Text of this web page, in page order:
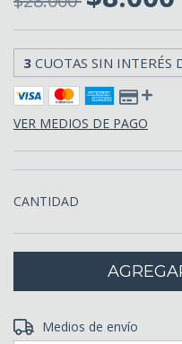
3 CUOTAS SIN INTERÉS
VER MEDIOS DE PAGO
CANTIDAD
Entregas para el CP:
Medios de envío